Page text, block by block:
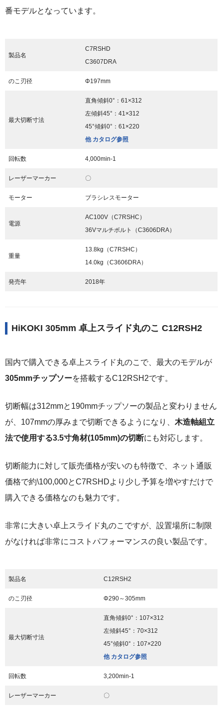
番モデルとなっています。
製品名
C7RSHD
C3607DRA
のこ刃径 Φ197mm
最大切断寸法
直角傾斜0°：61×312
左傾斜45°：41×312
45°傾斜0°：61×220
他 カタログ参照
回転数 4,000min-1
レーザーマーカー 〇
モーター ブラシレスモーター
電源
AC100V（C7RSHC）
36Vマルチボルト（C3606DRA）
重量
13.8kg（C7RSHC）
14.0kg（C3606DRA）
発売年 2018年
HiKOKI 305mm 卓上スライド丸のこ C12RSH2
国内で購入できる卓上スライド丸のこで、最大のモデルが
305mmチップソーを搭載するC12RSH2です。
切断幅は312mmと190mmチップソーの製品と変わりません
が、107mmの厚みまで切断できるようになり、 木造軸組立
法で使用する3.5寸角材(105mm)の切断にも対応します。
切断能力に対して販売価格が安いのも特徴で、ネット通販
価格で約\100,000とC7RSHDより少し予算を増やすだけで
購入できる価格なのも魅力です。
非常に大きい卓上スライド丸のこですが、設置場所に制限
がなければ非常にコストパフォーマンスの良い製品です。
製品名 C12RSH2
のこ刃径 Φ290～305mm
最大切断寸法
直角傾斜0°：107×312
左傾斜45°：70×312
45°傾斜0°：107×220
他 カタログ参照
回転数 3,200min-1
レーザーマーカー 〇